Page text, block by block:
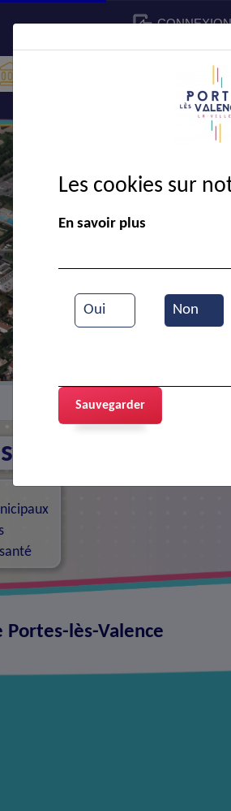
CONNEXION
CADRE
Vue
contacts
lès-Valence
Les cookies sur
En savoir plus
Oui Non
Sauvegarder